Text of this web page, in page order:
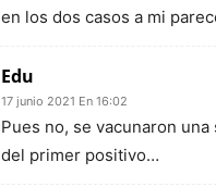
en los dos casos a mi
Edu
17 junio 2021 En 16:02
Pues no, se vacunaron una
del primer positivo…